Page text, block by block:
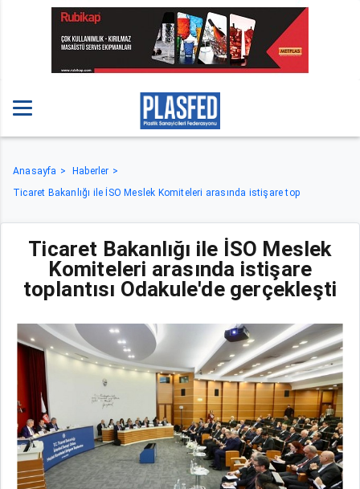
Anasayfa
Haberler
Ticaret Bakanlığı ile İSO Meslek Komiteleri arasında istişare top
Ticaret Bakanlığı ile İSO Meslek
Komiteleri arasında istişare
toplantısı Odakule'de gerçekleşti